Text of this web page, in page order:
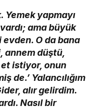
Yemek yapmayı
ama büyük
O da bana
annem düştü,
et istiyor, onun
de.’ Yalancılığım
alır gelirdim.
Nasıl bir